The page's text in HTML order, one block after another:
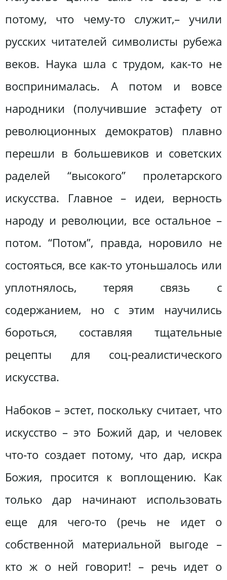
потому, что чему-то служит,– учили
русских читателей символисты рубежа
веков. Наука шла с трудом, как-то не
воспринималась. А потом и вовсе
народники (получившие эстафету от
революционных демократов) плавно
перешли в большевиков и советских
раделей “высокого” пролетарского
искусства. Главное – идеи, верность
народу и революции, все остальное –
потом. “Потом”, правда, норовило не
состояться, все как-то утоньшалось или
уплотнялось, теряя связь с
содержанием, но с этим научились
бороться, составляя тщательные
рецепты для соц-реалистического
искусства.
Набоков – эстет, поскольку считает, что
искусство – это Божий дар, и человек
что-то создает потому, что дар, искра
Божия, просится к воплощению. Как
только дар начинают использовать
еще для чего-то (речь не идет о
собственной материальной выгоде –
кто ж о ней говорит! – речь идет о